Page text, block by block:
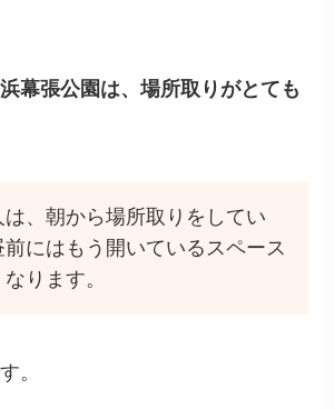
幕張公園は、場所取りがとても
は、朝から場所取りをしてい
前にはもう開いているスペース
ります。
。